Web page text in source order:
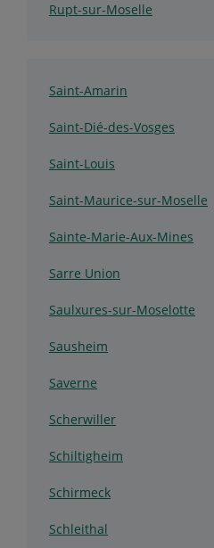
Rupt-sur-Moselle
Saint-Amarin
Saint-Dié-des-Vosges
Saint-Louis
Saint-Maurice-sur-Moselle
Sainte-Marie-Aux-Mines
Sarre Union
Saulxures-sur-Moselotte
Sausheim
Saverne
Scherwiller
Schiltigheim
Schirmeck
Schleithal